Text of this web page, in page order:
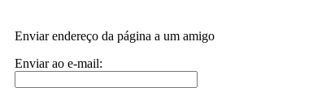
Enviar endereço da página a um amigo
Enviar ao e-mail: